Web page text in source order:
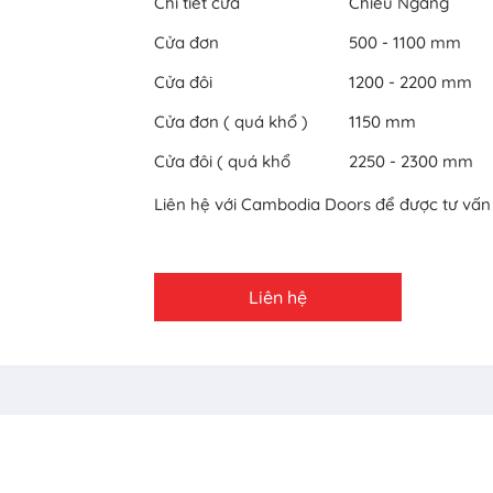
Cửa đơn
500 - 1100 mm
Cửa đôi
1200 - 2200 mm
Cửa đơn ( quá khổ )
1150 mm
Cửa đôi ( quá khổ
2250 - 2300 mm
Liên hệ với Cambodia Doors để được tư
Liên hệ